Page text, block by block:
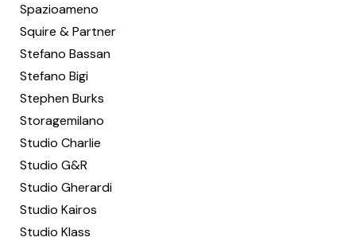
Spazioameno
Squire & Partner
Stefano Bassan
Stefano Bigi
Stephen Burks
Storagemilano
Studio Charlie
Studio G&R
Studio Gherardi
Studio Kairos
Studio Klass